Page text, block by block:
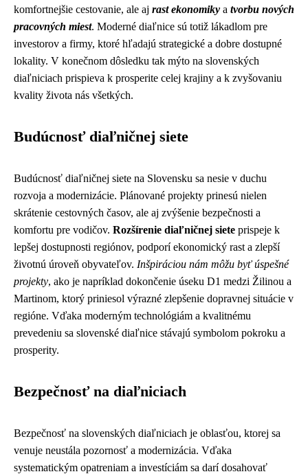
komfortnejšie cestovanie, ale aj rast ekonomiky a tvorbu nových
pracovných miest. Moderné diaľnice sú totiž lákadlom pre
investorov a firmy, ktoré hľadajú strategické a dobre dostupné
lokality. V konečnom dôsledku tak mýto na slovenských
diaľniciach prispieva k prosperite celej krajiny a k zvyšovaniu
kvality života nás všetkých.
Budúcnosť diaľničnej siete
Budúcnosť diaľničnej siete na Slovensku sa nesie v duchu
rozvoja a modernizácie. Plánované projekty prinesú nielen
skrátenie cestovných časov, ale aj zvýšenie bezpečnosti a
komfortu pre vodičov. Rozšírenie diaľničnej siete prispeje k
lepšej dostupnosti regiónov, podporí ekonomický rast a zlepší
životnú úroveň obyvateľov. Inšpiráciou nám môžu byť úspešné
projekty, ako je napríklad dokončenie úseku D1 medzi Žilinou a
Martinom, ktorý priniesol výrazné zlepšenie dopravnej situácie v
regióne. Vďaka moderným technológiám a kvalitnému
prevedeniu sa slovenské diaľnice stávajú symbolom pokroku a
prosperity.
Bezpečnosť na diaľniciach
Bezpečnosť na slovenských diaľniciach je oblasťou, ktorej sa
venuje neustála pozornosť a modernizácia. Vďaka
systematickým opatreniam a investíciám sa darí dosahovať